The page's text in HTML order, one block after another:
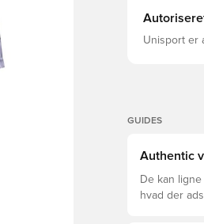
Unisport er
GUIDES
Authentic
De kan
hvad der